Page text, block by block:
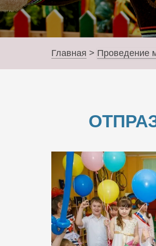
Главная > Проведение